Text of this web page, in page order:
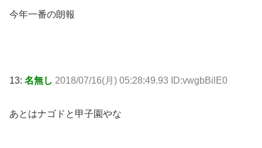
今年一番の朗報
13: 名無し 2018/07/16(月) 05:28:49.93 ID:vwgbBilE0
あとはナゴドと甲子園やな